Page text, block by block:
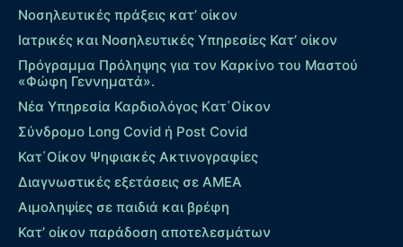
Νοσηλευτικές πράξεις κατ’ οίκον
Ιατρικές και Νοσηλευτικές Υπηρεσίες Κατ’ οίκον
Πρόγραμμα Πρόληψης για τον Καρκίνο του Μαστού
«Φώφη Γεννηματά».
Νέα Υπηρεσία Καρδιολόγος Kατ΄Οίκον
Σύνδρομο Long Covid ή Post Covid
Κατ΄Οίκον Ψηφιακές Ακτινογραφίες
Διαγνωστικές εξετάσεις σε ΑΜΕΑ
Αιμοληψίες σε παιδιά και βρέφη
Κατ’ οίκον παράδοση αποτελεσμάτων